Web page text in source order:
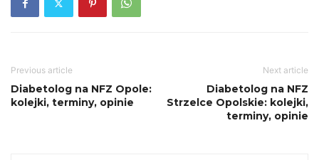
Previous article
Diabetolog na NFZ Opole:
kolejki, terminy, opinie
Next article
Diabetolog na NFZ
Strzelce Opolskie: kolejki,
terminy, opinie